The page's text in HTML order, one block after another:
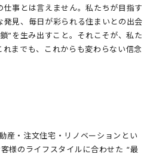
仕事とは言えません。私たちが目指す
発見、毎日が彩られる住まいとの出会
”を生み出すこと。それこそが、私た
れまでも、これからも変わらない信念
産・注文住宅・リノベーションとい
様のライフスタイルに合わせた “最